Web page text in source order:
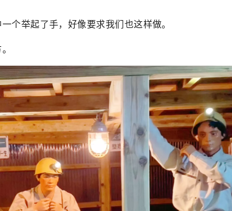
个举起了手，好像要求我们也这样做。